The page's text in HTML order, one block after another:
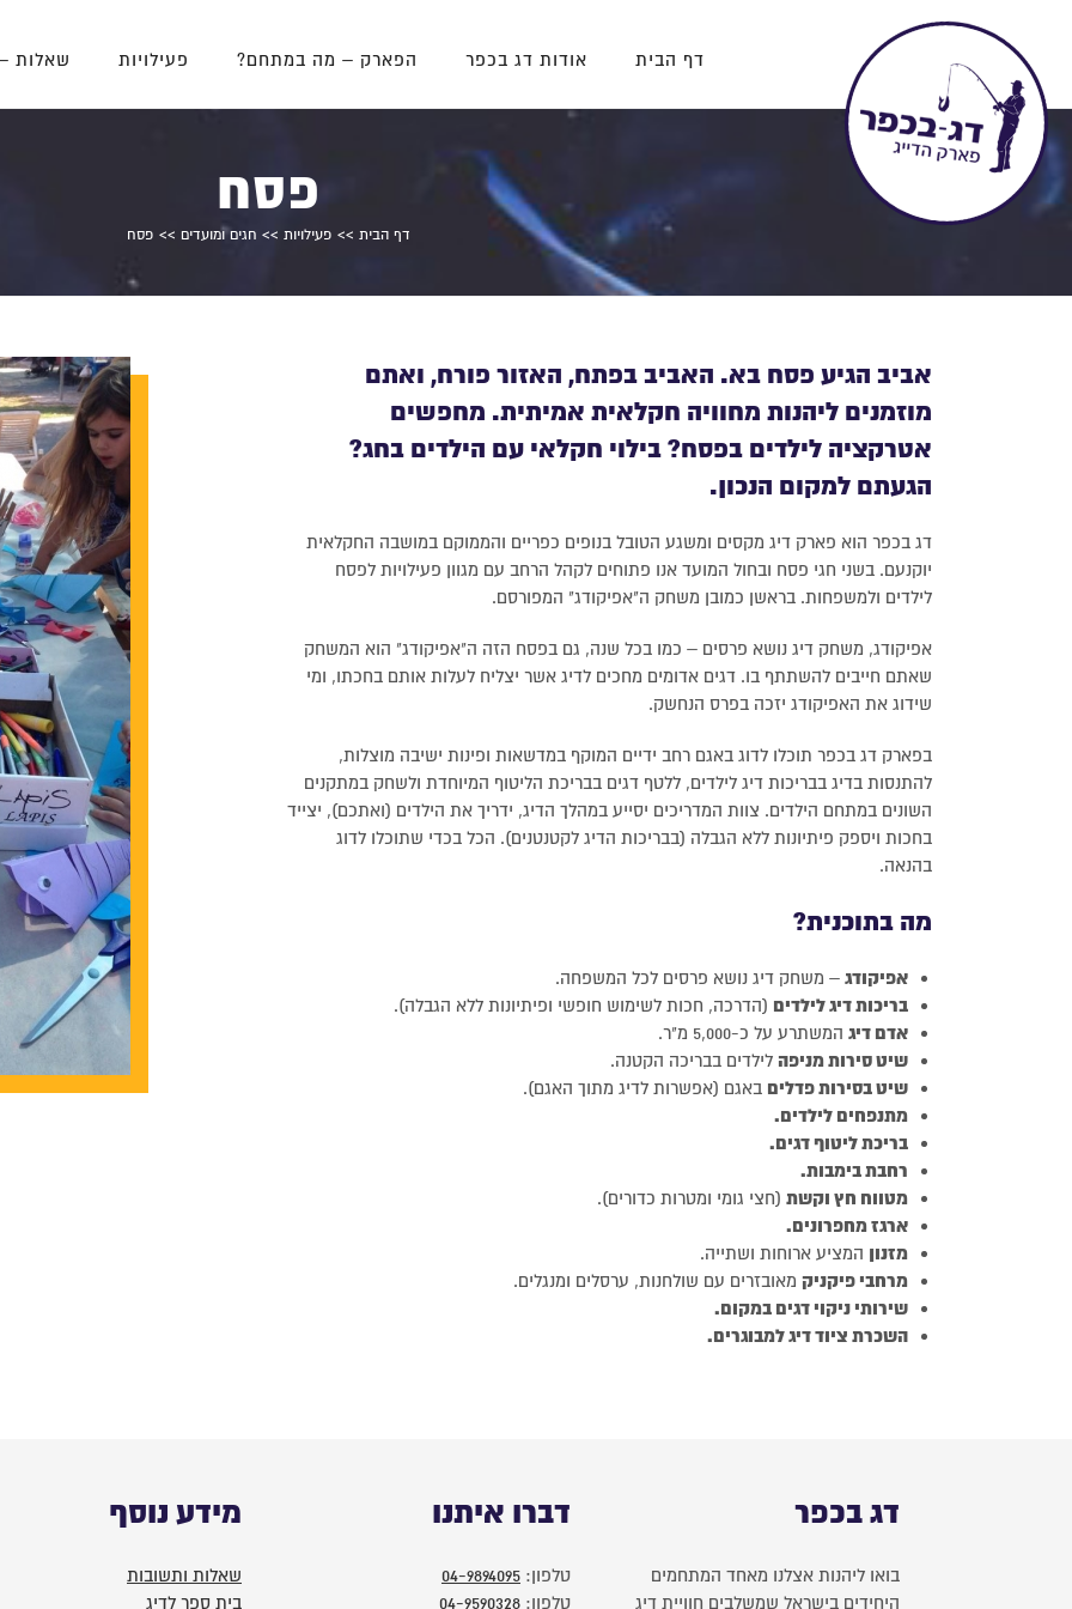
דף הבית אודות דג בכפר הפארק – מה במתחם? פעילויות שאלות
פסח
דף הבית >> פעילויות >> חגים ומועדים >> פסח
אביב הגיע פסח בא. האביב בפתח, האזור פורח, ואתם
מוזמנים ליהנות מחוויה חקלאית אמיתית. מחפשים
אטרקציה לילדים בפסח? בילוי חקלאי עם הילדים בחג?
הגעתם למקום הנכון.
דג בכפר הוא פארק דיג מקסים ומשגע הטובל בנופים כפריים והממוקם במושבה החקלאית
יוקנעם. בשני חגי פסח ובחול המועד אנו פתוחים לקהל הרחב עם מגוון פעילויות לפסח
לילדים ולמשפחות. בראשן כמובן משחק ה"אפיקודג" המפורסם.
אפיקודג, משחק דיג נושא פרסים – כמו בכל שנה, גם בפסח הזה ה"אפיקודג" הוא המשחק
שאתם חייבים להשתתף בו. דגים אדומים מחכים לדיג אשר יצליח לעלות אותם בחכתו, ומי
שידוג את האפיקודג יזכה בפרס הנחשק.
בפארק דג בכפר תוכלו לדוג באגם רחב ידיים המוקף במדשאות ופינות ישיבה מוצלות,
להתנסות בדיג בבריכות דיג לילדים, ללטף דגים בבריכת הליטוף המיוחדת ולשחק במתקנים
השונים במתחם הילדים. צוות המדריכים יסייע במהלך הדיג, ידריך את הילדים (ואתכם), יצייד
בחכות ויספק פיתיונות ללא הגבלה (בבריכות הדיג לקטנטנים). הכל בכדי שתוכלו לדוג
בהנאה.
מה בתוכנית?
אפיקודג – משחק דיג נושא פרסים לכל המשפחה.
בריכות דיג לילדים (הדרכה, חכות לשימוש חופשי ופיתיונות ללא הגבלה).
אדם דיג המשתרע על כ-5,000 מ"ר.
שיט סירות מניפה לילדים בבריכה הקטנה.
שיט בסירות פדלים באגם (אפשרות לדיג מתוך האגם).
מתנפחים לילדים.
בריכת ליטוף דגים.
רחבת בימבות.
מטווח חץ וקשת (חצי גומי ומטרות כדורים).
ארגז מחפרונים.
מזנון המציע ארוחות ושתייה.
מרחבי פיקניק מאובזרים עם שולחנות, ערסלים ומנגלים.
שירותי ניקוי דגים במקום.
השכרת ציוד דיג למבוגרים.
דג בכפר
בואו ליהנות אצלנו מאחד המתחמים
היחידים בישראל שמשלבים חוויית דיג
דברו איתנו
טלפון: 04-9894095
טלפון: 04-9590328
מידע נוסף
שאלות ותשובות
בית ספר לדיג